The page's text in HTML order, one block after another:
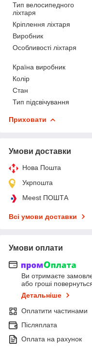
Тип велосипедного
ліхтаря
Кріплення ліхтаря
Виробник
Особливості ліхтаря
Країна виробник
Колір
Стан
Тип підсвічування
Приховати
Умови доставки
Нова Пошта
Укрпошта
Meest ПОШТА
Всі умови доставки
Умови оплати
Ви отримаєте
або гроші
Детальніше
Оплатити частинами
Післяплата
Оплата на рахунок